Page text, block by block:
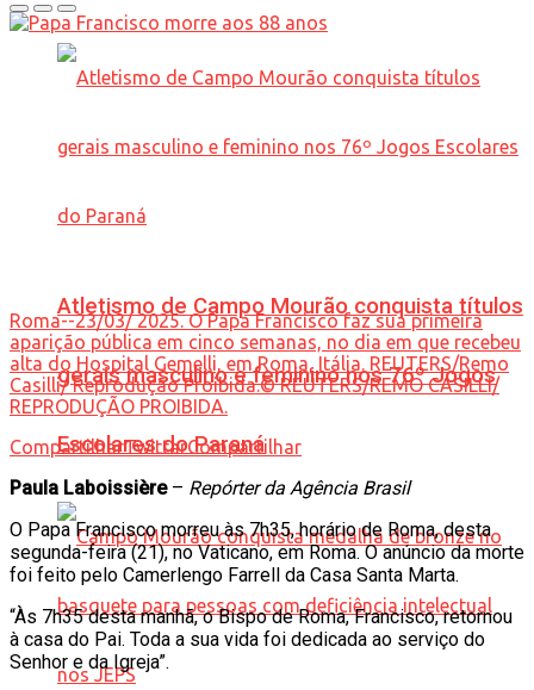
Atletismo de Campo Mourão conquista títulos
gerais masculino e feminino nos 76º Jogos
Escolares do Paraná
Roma--23/03/ 2025. O Papa Francisco faz sua primeira
aparição pública em cinco semanas, no dia em que recebeu
alta do Hospital Gemelli, em Roma, Itália. REUTERS/Remo
Casilli/ Reprodução Proibida.© REUTERS/REMO CASILLI/
REPRODUÇÃO PROIBIDA.
CompartilharTwittarCompartilhar
Paula Laboissière– Repórter da Agência Brasil
O Papa Francisco morreu às 7h35, horário de Roma, desta
segunda-feira (21), no Vaticano, em Roma. O anúncio da morte
foi feito pelo Camerlengo Farrell da Casa Santa Marta.
“Às 7h35 desta manhã, o Bispo de Roma, Francisco, retornou
à casa do Pai. Toda a sua vida foi dedicada ao serviço do
Senhor e da Igreja”.